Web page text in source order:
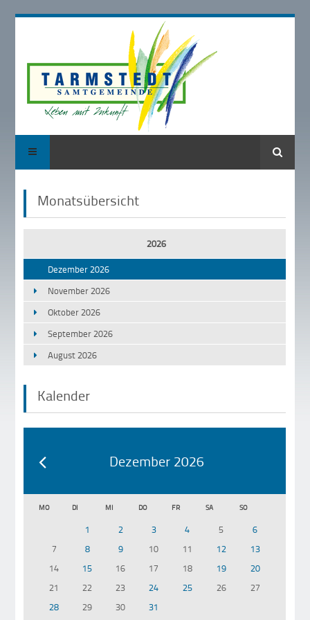
Suche
Monatsübersicht
2026
Dezember 2026
November 2026
Oktober 2026
September 2026
August 2026
Kalender
Dezember 2026
MO DI MI DO FR SA SO
1 2 3 4 5
6
7
8 9 10 11 12
13
14
15 16 17 18 19
20
21
22 23 24 25 26
27
28
29 30 31